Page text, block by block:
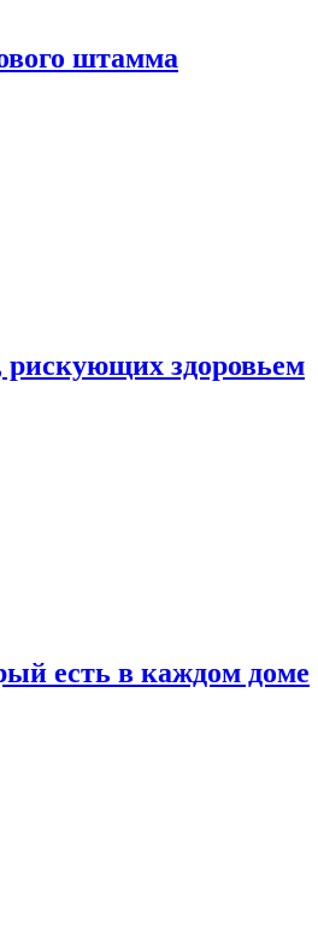
штамма
рискующих здоровьем
есть в каждом доме